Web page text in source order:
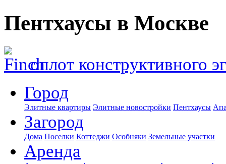
Пентхаусы в Москве
оплот конструктивного
Город
Элитные квартиры Элитные новостройки Пентхаусы
Загород
Дома Поселки Коттеджи Особняки Земельные участки
Аренда